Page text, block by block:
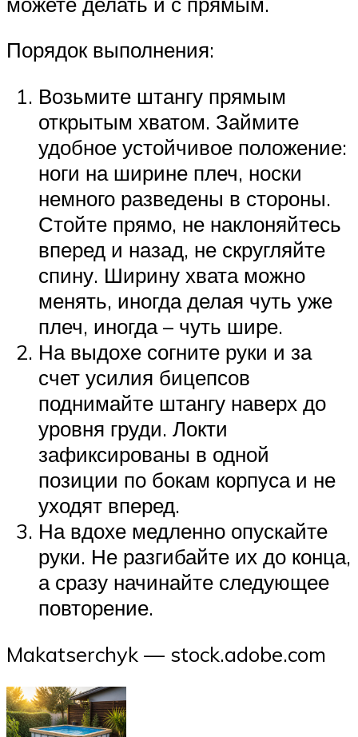
Порядок выполнения:
Возьмите штангу прямым
открытым хватом. Займите
удобное устойчивое положение:
ноги на ширине плеч, носки
немного разведены в стороны.
Стойте прямо, не наклоняйтесь
вперед и назад, не скругляйте
спину. Ширину хвата можно
менять, иногда делая чуть уже
плеч, иногда – чуть шире.
На выдохе согните руки и за
счет усилия бицепсов
поднимайте штангу наверх до
уровня груди. Локти
зафиксированы в одной
позиции по бокам корпуса и не
уходят вперед.
На вдохе медленно опускайте
руки. Не разгибайте их до конца,
а сразу начинайте следующее
повторение.
Makatserchyk — stock.adobe.com